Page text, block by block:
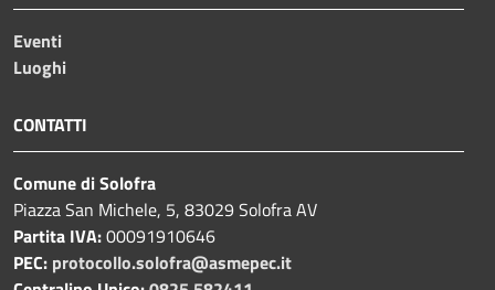
Eventi
Luoghi
CONTATTI
Comune di Solofra
Piazza San Michele, 5, 83029 Solofra AV
Partita IVA:00091910646
PEC: protocollo.solofra@asmepec.it